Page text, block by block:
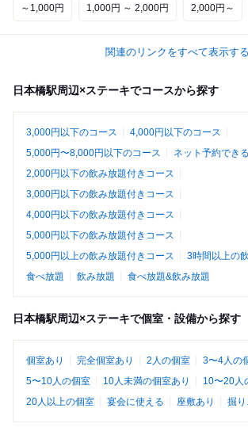
～1,000円 1,000円 ～ 2,000円 2,000円～
関連のリンクをすべて表示する
日本橋駅周辺×ステーキでコースから探す
3,000円以下のコース
4,000円以下のコース
5,000円〜8,000円以下のコース
ネット予約でき
2,000円以下の飲み放題付きコース
3,000円以下の飲み放題付きコース
4,000円以下の飲み放題付きコース
5,000円以下の飲み放題付きコース
5,000円以上の飲み放題付きコース
3時間以上の
食べ放題
飲み放題 食べ放題&飲み放題
日本橋駅周辺×ステーキで個室・設備から探す
個室あり 完全個室あり 2人の個室
3〜4人の
5〜10人の個室
10人未満の個室あり
10〜20人
20人以上の個室
宴会に使える 座敷あり 掘り